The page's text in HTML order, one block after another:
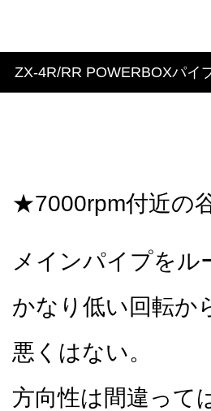
ZX-4R/RR POWERBOXパイ
★7000rpm付近の
メインパイプをル
かなり低い回転か
悪くはない。
方向性は間違って